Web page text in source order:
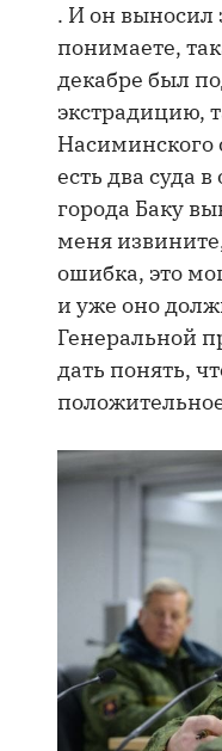
. И он выносил
понимаете,
декабре был
экстрадицию,
Насиминского
есть два суда
города Баку
меня
ошибка, это
и уже оно
Генеральной
дать понять,